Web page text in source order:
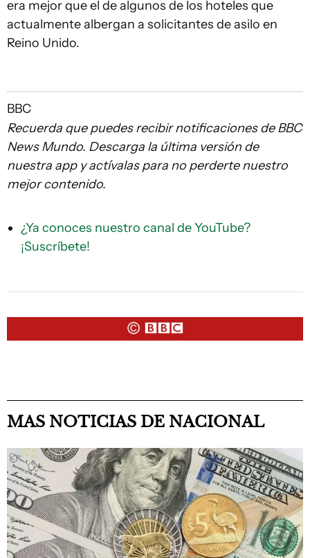
era mejor que el de algunos de los hoteles que
actualmente albergan a solicitantes de asilo en
Reino Unido.
BBC
Recuerda que puedes recibir notificaciones de BBC
News Mundo. Descarga la última versión de
nuestra app y actívalas para no perderte nuestro
mejor contenido.
¿Ya conoces nuestro canal de YouTube?
¡Suscríbete!
MAS NOTICIAS DE NACIONAL